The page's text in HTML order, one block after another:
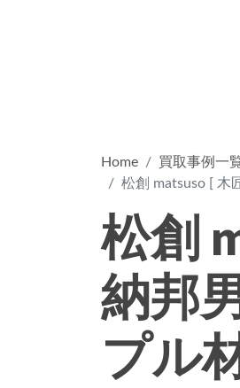
Home
買取事例一
松創 matsuso [ 木
松創
納邦
プル